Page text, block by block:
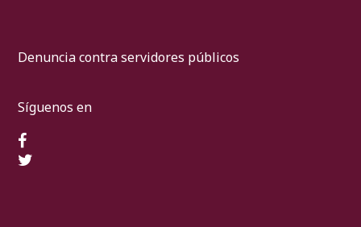
Denuncia contra servidores públicos
Síguenos en